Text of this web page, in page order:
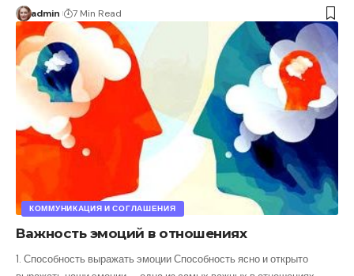
admin 7 Min Read
КОММУНИКАЦИЯ И СОГЛАШЕНИЯ
Важность эмоций в отношениях
1. Способность выражать эмоции Способность ясно и открыто